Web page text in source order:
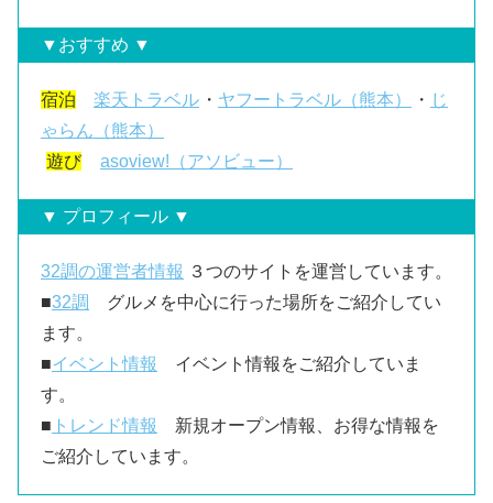
▼おすすめ ▼
宿泊 楽天トラベル ・ ヤフートラベル（熊本） ・ じ
ゃらん（熊本）
遊び
asoview!（アソビュー）
▼ プロフィール ▼
32調の運営者情報 ３つのサイトを運営しています。
■32調
グルメを中心に行った場所をご紹介してい
ます。
■イベント情報
イベント情報をご紹介していま
す。
■ トレンド情報
新規オープン情報、お得な情報を
ご紹介しています。